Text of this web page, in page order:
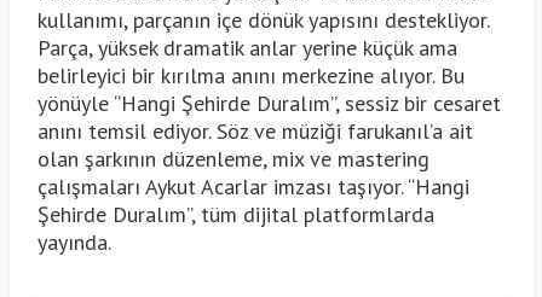
kullanımı, parçanın içe dönük yapısını destekliyor.
Parça, yüksek dramatik anlar yerine küçük ama
belirleyici bir kırılma anını merkezine alıyor. Bu
yönüyle “Hangi Şehirde Duralım”, sessiz bir cesaret
anını temsil ediyor. Söz ve müziği farukanıl’a ait
olan şarkının düzenleme, mix ve mastering
çalışmaları Aykut Acarlar imzası taşıyor. “Hangi
Şehirde Duralım”, tüm dijital platformlarda
yayında.